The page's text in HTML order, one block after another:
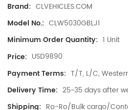
Brand: CLVEHICLES.COM
Model No.: CLW5030GBLJ1
Minimum Order Quantity: 1 Unit
Price: USD9890
Payment Terms: T/T, L/C,
Delivery Time: 25~35 days after
Shipping: Ro-Ro/Bulk cargo/